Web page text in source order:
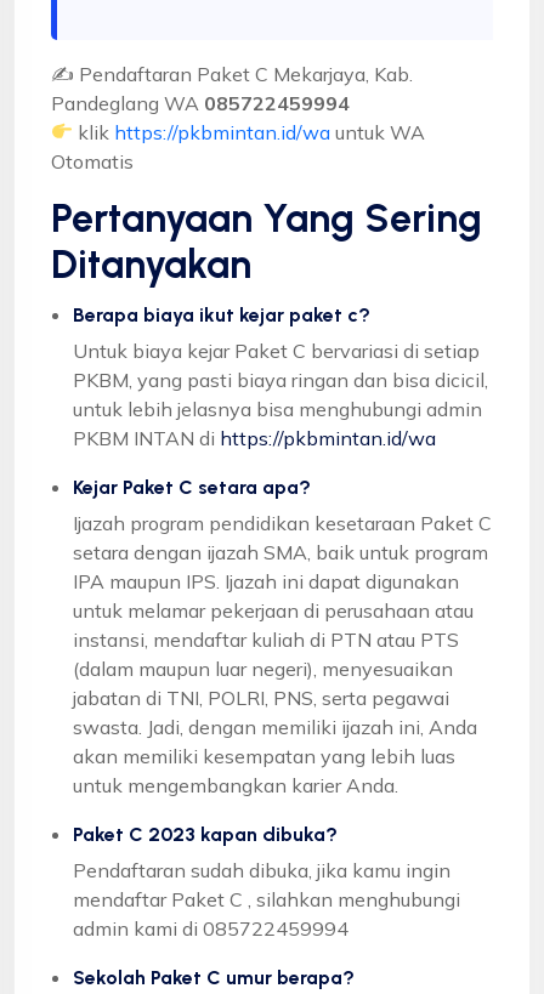
✍ Pendaftaran Paket C Mekarjaya, Kab.
Pandeglang WA 085722459994
klik https://pkbmintan.id/wa untuk WA
Otomatis
Pertanyaan Yang Sering
Ditanyakan
Berapa biaya ikut kejar paket c?
Untuk biaya kejar Paket C bervariasi di setiap
PKBM, yang pasti biaya ringan dan bisa dicicil,
untuk lebih jelasnya bisa menghubungi admin
PKBM INTAN di https://pkbmintan.id/wa
Kejar Paket C setara apa?
Ijazah program pendidikan kesetaraan Paket C
setara dengan ijazah SMA, baik untuk program
IPA maupun IPS. Ijazah ini dapat digunakan
untuk melamar pekerjaan di perusahaan atau
instansi, mendaftar kuliah di PTN atau PTS
(dalam maupun luar negeri), menyesuaikan
jabatan di TNI, POLRI, PNS, serta pegawai
swasta. Jadi, dengan memiliki ijazah ini, Anda
akan memiliki kesempatan yang lebih luas
untuk mengembangkan karier Anda.
Paket C 2023 kapan dibuka?
Pendaftaran sudah dibuka, jika kamu ingin
mendaftar Paket C , silahkan menghubungi
admin kami di 085722459994
Sekolah Paket C umur berapa?